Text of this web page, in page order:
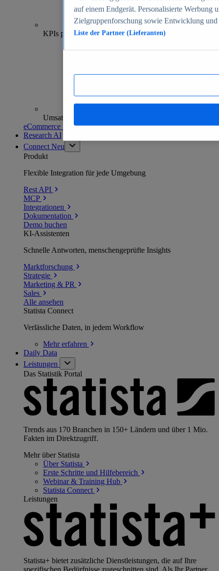
70+
KPIs pro Shop
Umsatzanalysen und -prognosen
eCommerce Insights entdecken
Research AI
Connect Neu
Produkt
Flexible Integration für jede Umgebung
Rest API
MCP
Integrationen
Dokumentation
Demo buchen
KI-Assistenten
Schnelle Antworten, menschengeprüfte Insights
Marktforschung
Strategie
Marketing & PR
Sales
Alle ansehen
Statista Connect
Verlässliche Daten, in jedem Workflow
Mehrerfahren
Daily Data
Leistungen
Das Statistik Portal
Trends aus 170 Branchen in 150+ Ländern und über 1 Mio.
Fakten im Direktzugriff.
Mehr über Statista
Über Statista
Erste Schritte und Hilfebereich
Webinar & Training Hub
Statista Connect
Leistungen
Statista+ bietet zusätzliche Dienstleistungen, die auf Ihre
spezifischen Bedürfnisse zugeschnitten sind. Als Ihr Partner
auf einem Endgerät. Personalisierte Werbung
Zielgruppenforschung sowie Entwicklung
Liste der Partner (Lieferanten)